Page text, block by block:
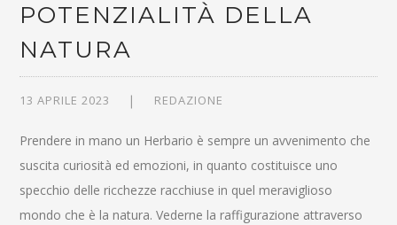
POTENZIALITÀ DELLA
NATURA
13 APRILE 2023 REDAZIONE
Prendere in mano un Herbario è sempre un avvenimento che
suscita curiosità ed emozioni, in quanto costituisce uno
specchio delle ricchezze racchiuse in quel meraviglioso
mondo che è la natura. Vederne la raffigurazione attraverso